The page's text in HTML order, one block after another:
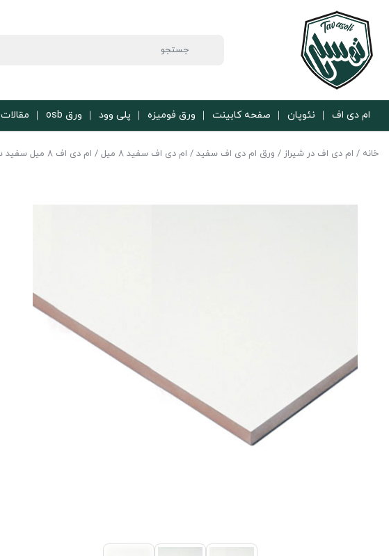
ام دی اف نئوپان صفحه کابینت ورق فومیزه پلی وود ورق osb مقالات
خانه / ام دی اف در شیراز / ورق ام‌ دی‌ اف سفید / ام دی اف سفید 8 میل / ام دی اف 8 میل سفید سایز 366*183